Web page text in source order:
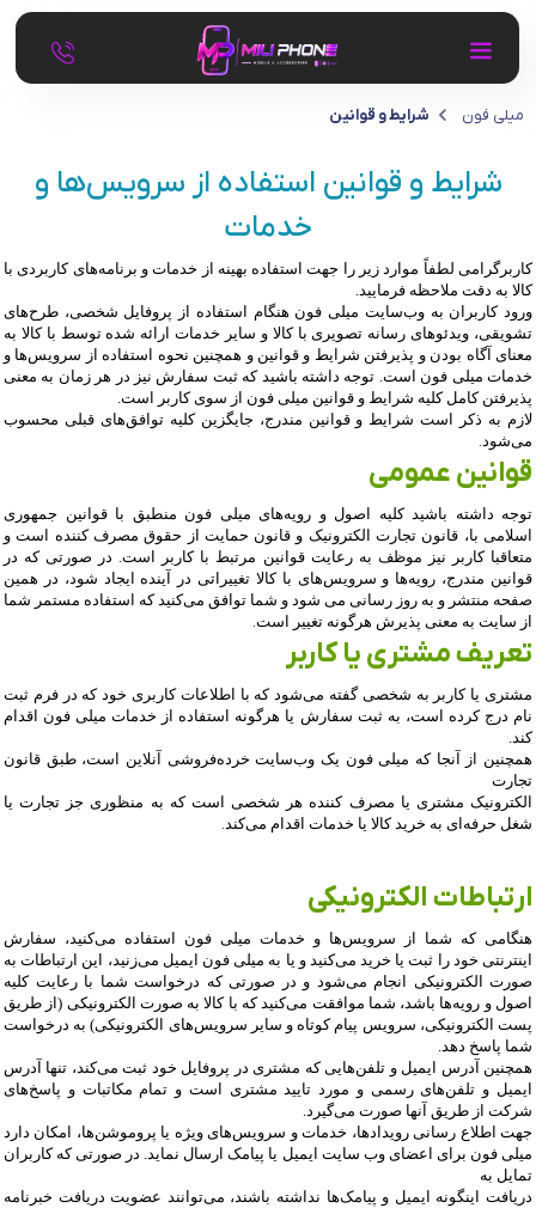
میلی فون شرایط و قوانین
شرایط و قوانین استفاده از سرویس‌ها و
خدمات
کاربرگرامی لطفاً موارد زیر را جهت استفاده بهینه از خدمات و برنامه‌‏های کاربردی با
کالا به دقت ملاحظه فرمایید.
ورود کاربران به وب‏‌سایت میلی فون هنگام استفاده از پروفایل شخصی، طرح‏‌های
تشویقی، ویدئوهای رسانه تصویری با کالا و سایر خدمات ارائه شده توسط با کالا به
معنای آگاه بودن و پذیرفتن شرایط و قوانین و همچنین نحوه استفاده از سرویس‌‏ها و
خدمات میلی فون است. توجه داشته باشید که ثبت سفارش نیز در هر زمان به معنی
پذیرفتن کامل کلیه شرایط و قوانین میلی فون از سوی کاربر است.
لازم به ذکر است شرایط و قوانین مندرج، جایگزین کلیه توافق‏‌های قبلی محسوب
می‏‌شود.
قوانین عمومی
توجه داشته باشید کلیه اصول و رویه‏‌های میلی فون منطبق با قوانین جمهوری
اسلامی با، قانون تجارت الکترونیک و قانون حمایت از حقوق مصرف کننده است و
متعاقبا کاربر نیز موظف به رعایت قوانین مرتبط با کاربر است. در صورتی که در
قوانین مندرج، رویه‏‌ها و سرویس‏‌های با کالا تغییراتی در آینده ایجاد شود، در همین
صفحه منتشر و به روز رسانی می شود و شما توافق می‏‌کنید که استفاده مستمر شما
از سایت به معنی پذیرش هرگونه تغییر است.
تعریف مشتری یا کاربر
مشتری یا کاربر به شخصی گفته می‌شود که با اطلاعات کاربری خود که در فرم ثبت
نام درج کرده است، به ثبت سفارش یا هرگونه استفاده از خدمات میلی فون اقدام
کند.
همچنین از آنجا که میلی فون یک وب‌سایت خرده‌فروشی آنلاین است، طبق قانون
تجارت
الکترونیک مشتری یا مصرف کننده هر شخصی است که به منظوری جز تجارت یا
شغل حرفه‌ای به خرید کالا یا خدمات اقدام می‌کند.
ارتباطات الکترونیکی
هنگامی که شما از سرویس‌‏ها و خدمات میلی فون استفاده می‏‌کنید، سفارش
اینترنتی خود را ثبت یا خرید می‏‌کنید و یا به میلی فون ایمیل می‏‌زنید، این ارتباطات به
صورت الکترونیکی انجام می‏‌شود و در صورتی که درخواست شما با رعایت کلیه
اصول و رویه‏‌ها باشد، شما موافقت می‌‏کنید که با کالا به صورت الکترونیکی (از طریق
پست الکترونیکی، سرویس پیام کوتاه و سایر سرویس‌های الکترونیکی) به درخواست
شما پاسخ دهد.
همچنین آدرس ایمیل و تلفن‌هایی که مشتری در پروفایل خود ثبت می‌کند، تنها آدرس
ایمیل و تلفن‌های رسمی و مورد تایید مشتری است و تمام مکاتبات و پاسخ‌های
شرکت از طریق آنها صورت می‌گیرد.
جهت اطلاع رسانی رویدادها، خدمات و سرویس‌های ویژه یا پروموشن‌ها، امکان دارد
میلی فون برای اعضای وب سایت ایمیل یا پیامک ارسال نماید. در صورتی که کاربران
تمایل به
دریافت اینگونه ایمیل و پیامک‌ها نداشته باشند، می‌توانند عضویت دریافت خبرنامه